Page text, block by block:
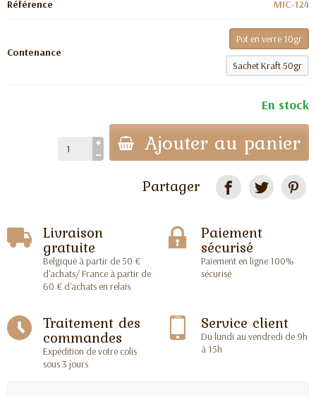
Référence MIC-124
Contenance
Pot en verre 10gr
Sachet Kraft 50gr
En stock
Ajouter au panier
Partager
Livraison
gratuite
Belgique à partir de 50 €
d'achats/ France à partir de
60 € d'achats en relais
Paiement
sécurisé
Paiement en ligne 100%
sécurisé
Traitement des
commandes
Expédition de votre colis
sous 3 jours
Service client
Du lundi au vendredi de 9h
à 15h